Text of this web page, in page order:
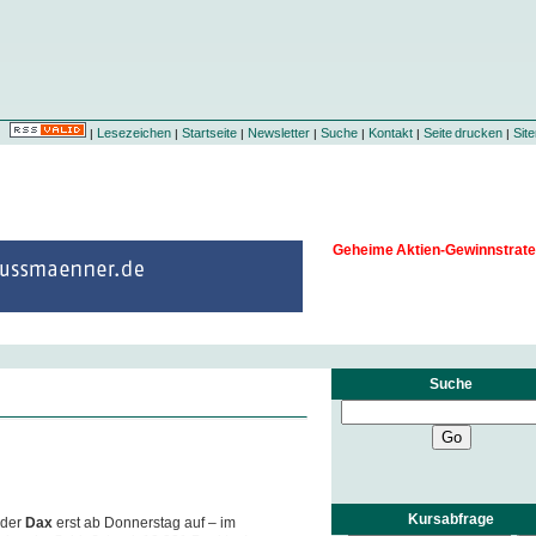
| Lesezeichen| Startseite| Newsletter| Suche| Kontakt| Seite drucken |
Geheime Aktien-
Suche
Kursabfrage
Dax erst ab Donnerstag auf – im